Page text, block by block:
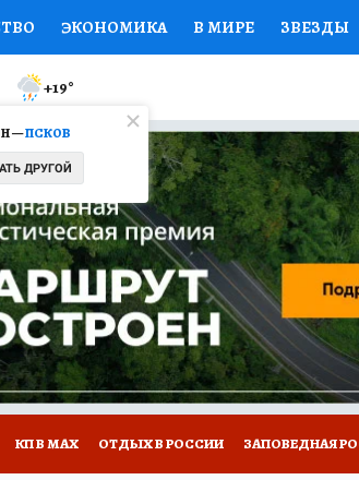
ЭКОНОМИКА В МИРЕ ЗВЕЗДЫ
НАЦИОНАЛЬНЫЕ
МИР Я ЗНАЮ СЕМЬЯ ЖЕНСКИЕ
СЕРИАЛЫ СПЕЦПРОЕКТЫ ДЕФИЦИТ
КОНКУРСЫ РАБОТА У НАС
—ПСКОВ
ДРУГОЙ
+19°
КП В МАХ ОТДЫХ В РОССИИ ЗАПОВЕДНАЯ